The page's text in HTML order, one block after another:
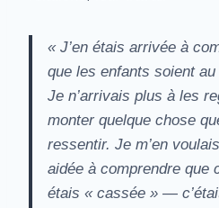
« J’en étais arrivée à
que les enfants soient
Je n’arrivais plus à les
monter quelque chose
ressentir. Je m’en
aidée à comprendre que
étais « cassée » —